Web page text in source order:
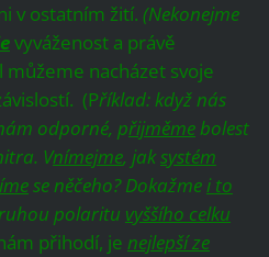
v ostatním žití. (Nekonejme
vyváženost a právě
můžeme nacházet svoje
(Příklad: když nás
odporné, přijměmebolest
Vnímejme, jaksystém
se něčeho? Dokažmei to
polaritu vyššího celku
přihodí, je nejlepší ze